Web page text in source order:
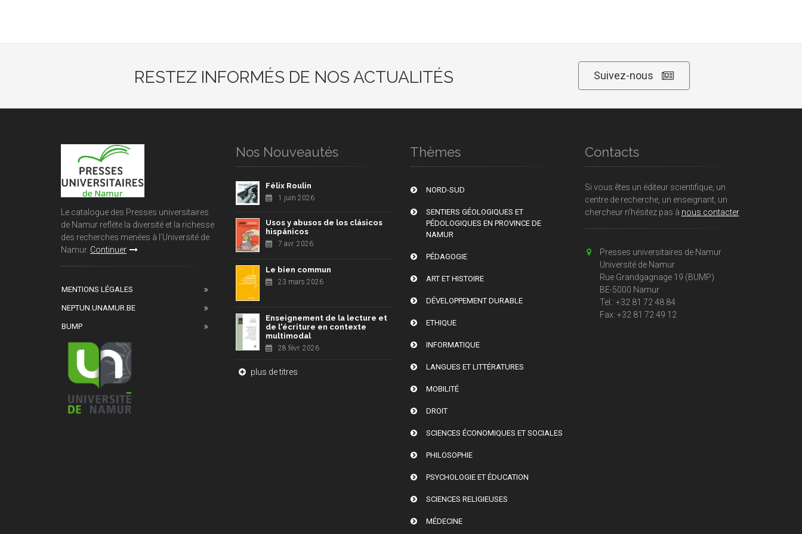
RESTEZ INFORMÉS DE NOS ACTUALITÉS Suivez-nous
Le catalogue des Presses universitaires
de Namur reflète la diversité et la richesse
des recherches menées à l'Université de
Namur. Continuer
MENTIONS LÉGALES
NEPTUN.UNAMUR.BE
BUMP
Nos Nouveautés
Félix Roulin
1 juin 2026
Usos y abusos de los clásicos
hispánicos
7 avr. 2026
Le bien commun
23 mars 2026
Enseignement de la lecture et
de l'écriture en contexte
multimodal
28 févr. 2026
plus de titres
Thèmes
NORD-SUD
SENTIERS GÉOLOGIQUES ET
PÉDOLOGIQUES EN PROVINCE DE
NAMUR
PÉDAGOGIE
ART ET HISTOIRE
DÉVELOPPEMENT DURABLE
ETHIQUE
INFORMATIQUE
LANGUES ET LITTÉRATURES
MOBILITÉ
DROIT
SCIENCES ÉCONOMIQUES ET SOCIALES
PHILOSOPHIE
PSYCHOLOGIE ET ÉDUCATION
SCIENCES RELIGIEUSES
MÉDECINE
Contacts
Si vous êtes un éditeur scientifique, un
centre de recherche, un enseignant, un
chercheur n'hésitez pas à nous contacter
Presses universitaires de Namur
Université de Namur
Rue Grandgagnage 19 (BUMP)
BE-5000 Namur
Tel.: +32 81 72 48 84
Fax: +32 81 72 49 12